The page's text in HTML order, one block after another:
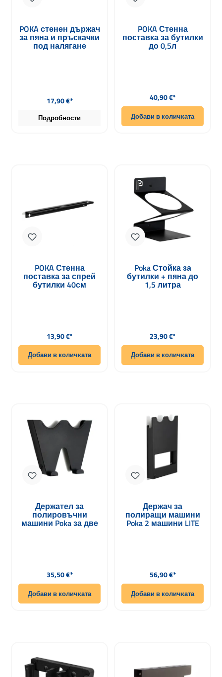
POKA стенен държач
за пяна и пръскачки
под налягане
Редовна цена:
17,90 €*
Подробности
POKA Стенна
поставка за бутилки
до 0,5л
Редовна цена:
40,90 €*
Добави в количката
POKA Стенна
поставка за спрей
бутилки 40см
Редовна цена:
13,90 €*
Добави в количката
Poka Стойка за
бутилки + пяна до
1,5 литра
Редовна цена:
23,90 €*
Добави в количката
Держател за
полировъчни
машини Poka за две
Редовна цена:
35,50 €*
Добави в количката
Держач за
полиращи машини
Poka 2 машини LITE
Редовна цена:
56,90 €*
Добави в количката